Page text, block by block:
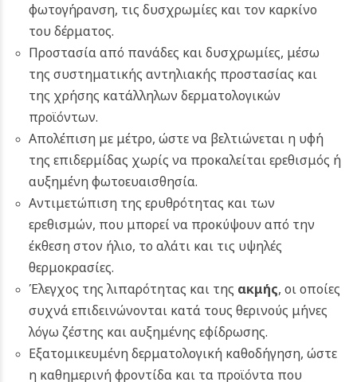
φωτογήρανση, τις δυσχρωμίες και τον καρκίνο
του δέρματος.
Προστασία από πανάδες και δυσχρωμίες, μέσω
της συστηματικής αντηλιακής προστασίας και
της χρήσης κατάλληλων δερματολογικών
προϊόντων.
Απολέπιση με μέτρο, ώστε να βελτιώνεται η υφή
της επιδερμίδας χωρίς να προκαλείται ερεθισμός ή
αυξημένη φωτοευαισθησία.
Αντιμετώπιση της ερυθρότητας και των
ερεθισμών, που μπορεί να προκύψουν από την
έκθεση στον ήλιο, το αλάτι και τις υψηλές
θερμοκρασίες.
Έλεγχος της λιπαρότητας και της ακμής, οι οποίες
συχνά επιδεινώνονται κατά τους θερινούς μήνες
λόγω ζέστης και αυξημένης εφίδρωσης.
Εξατομικευμένη δερματολογική καθοδήγηση, ώστε
η καθημερινή φροντίδα και τα προϊόντα που